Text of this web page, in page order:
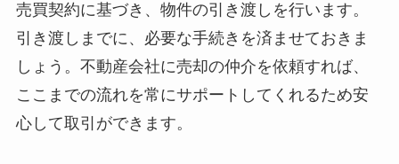
売買契約に基づき、物件の引き渡しを行います。
引き渡しまでに、必要な手続きを済ませておきま
しょう。不動産会社に売却の仲介を依頼すれば、
ここまでの流れを常にサポートしてくれるため安
心して取引ができます。